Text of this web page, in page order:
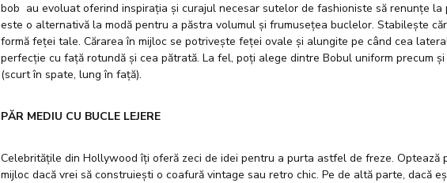
bob au evoluat oferind inspirația și curajul necesar sutelor de fashioniste să renunțe la
este o alternativă la modă pentru a păstra volumul și frumusețea buclelor. Stabilește
formă feței tale. Cărarea în mijloc se potrivește feței ovale și alungite pe când cea
perfecție cu față rotundă și cea pătrată. La fel, poți alege dintre Bobul uniform precum
(scurt în spate, lung în față).
PĂR MEDIU CU BUCLE LEJERE
Celebritățile din Hollywood îți oferă zeci de idei pentru a purta astfel de freze. Optează
mijloc dacă vrei să construiești o coafură vintage sau retro chic. Pe de altă parte, dacă